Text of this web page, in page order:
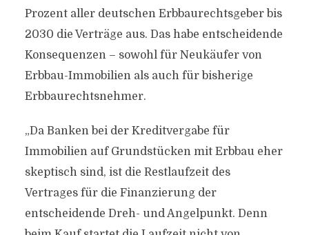
Prozent aller deutschen Erbbaurechtsgeber bis
2030 die Verträge aus. Das habe entscheidende
Konsequenzen – sowohl für Neukäufer von
Erbbau-Immobilien als auch für bisherige
Erbbaurechtsnehmer.
„Da Banken bei der Kreditvergabe für
Immobilien auf Grundstücken mit Erbbau eher
skeptisch sind, ist die Restlaufzeit des
Vertrages für die Finanzierung der
entscheidende Dreh- und Angelpunkt. Denn